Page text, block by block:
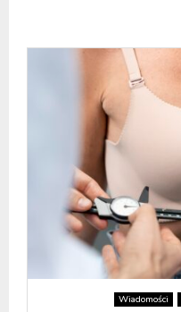
Wiadomości